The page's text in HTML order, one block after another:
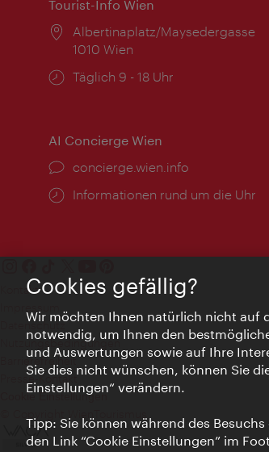
Tourist-Info Wien
Ort:
Albertinaplatz/Maysedergasse
1010 Wien
Öffnungszeiten:
Täglich 9 - 18 Uhr
AI Concierge Wien
Ort:
concierge.wien.info
Öffnungszeiten:
Informationen rund um die Uhr
Kontakt
Datenschutz
Nutzungsbedingungen
Barrierefreiheit
Presse-Kontakt
Cookie Einstellungen
Cookies gefällig?
Wir möchten Ihnen natürlich nicht auf
notwendig, um Ihnen den
und Auswertungen sowie auf Ihre
Sie dies nicht wünschen, können Sie
Einstellungen“ verändern.
Tipp: Sie können während des
den Link “Cookie Einstellungen” im